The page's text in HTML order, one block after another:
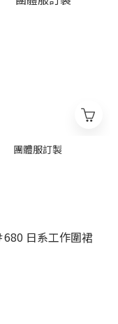
團體服訂製